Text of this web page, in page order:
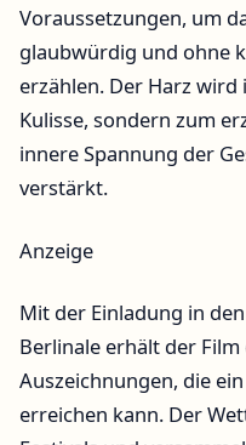
Voraussetzungen, um
glaubwürdig und ohne
erzählen. Der Harz
Kulisse, sondern zum
innere Spannung der
verstärkt.
Anzeige
Mit der Einladung in
Berlinale erhält der
Auszeichnungen, die
erreichen kann. Der